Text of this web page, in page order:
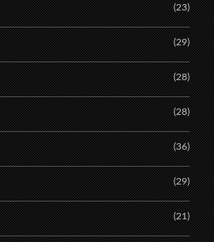
(23)
(29)
(28)
(28)
(36)
(29)
(21)